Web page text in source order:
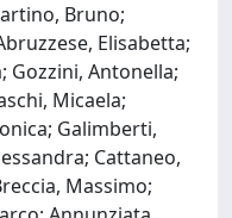
Bruno;
Elisabetta;
Gozzini, Antonella;
Micaela;
Galimberti,
Cattaneo,
Massimo;